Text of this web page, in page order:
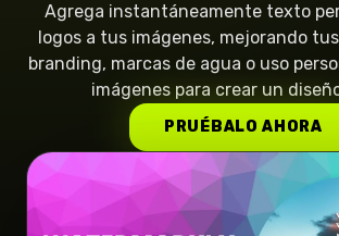
Agrega instantáneamente texto
logos a tus imágenes, mejorando
branding, marcas de agua o uso
imágenes para crear un
PRUÉBALO AHORA